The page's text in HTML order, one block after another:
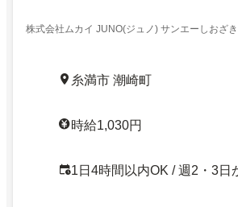
株式会社ムカイ JUNO(ジュノ) サンエーしおざ
糸満市 潮崎町
時給1,030円
1日4時間以内OK / 週2・3日